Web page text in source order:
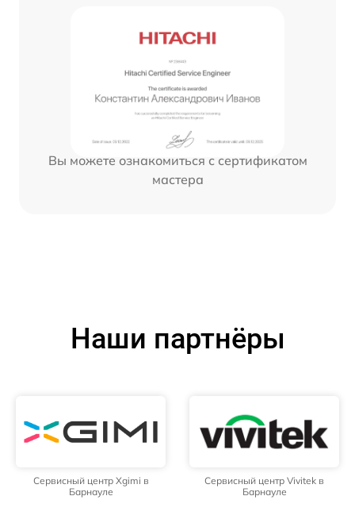
Вы можете ознакомиться с сертификатом
мастера
Наши партнёры
Сервисный центр Xgimi в
Барнауле
Сервисный центр Vivitek в
Барнауле